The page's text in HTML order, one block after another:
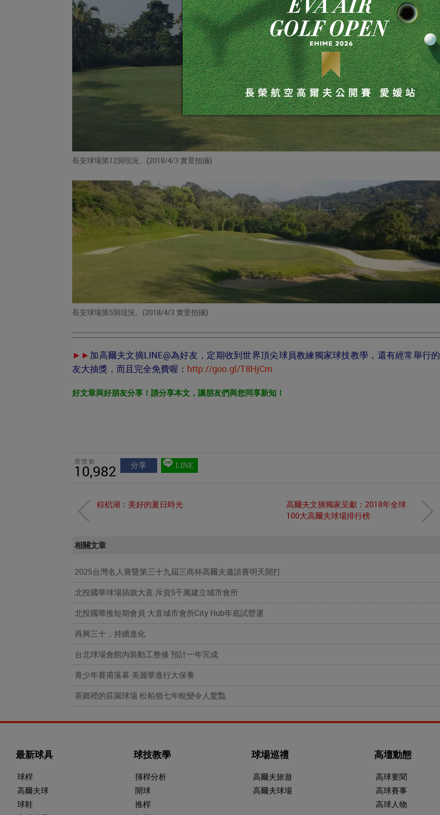
長安球場第12洞現況。(2018/4/3 實景拍攝)
長安球場第5洞現況。(2018/4/3 實景拍攝)
►► 加高爾夫文摘LINE@為好友，定期收到世界頂尖球員教練獨家球技教學，還有經常舉行
友大抽獎， 而且完全免費喔 ： http://goo.gl/T8HjCm
好文章與好朋友分享！請分享本文，讓朋友們與您同享新知！
瀏覽數
10,982 分享 LINE
棕梠湖：美好的夏日時光
高爾夫文摘獨家呈獻：2018年全球
100大高爾夫球場排行榜
相關文章
2025台灣名人賽暨第三十九屆三商杯高爾夫邀請賽明天開打
北投國華球場插旗大直 斥資5千萬建立城市會所
北投國華推短期會員 大直城市會所City Hub年底試營運
再興三十，持續進化
台北球場會館內裝動工整修 預計一年完成
青少年賽甫落幕 美麗華進行大保養
茶鄉裡的莊園球場 松柏嶺七年蛻變令人驚豔
最新球具
球桿
高爾夫球
球鞋
球技教學
揮桿分析
開球
推桿
球場巡禮
高爾夫旅遊
高爾夫球場
高壇動態
高球要聞
高球賽事
高球人物